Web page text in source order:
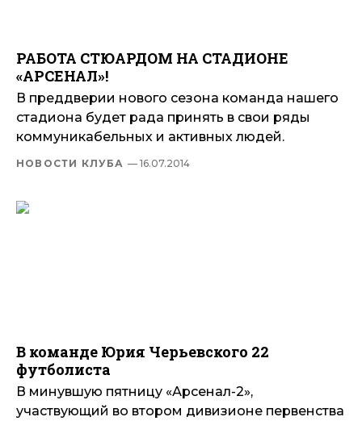
РАБОТА СТЮАРДОМ НА СТАДИОНЕ
«АРСЕНАЛ»!
В преддверии нового сезона команда нашего
стадиона будет рада принять в свои ряды
коммуникабельных и активных людей.
НОВОСТИ КЛУБА — 16.07.2014
В команде Юрия Черьевского 22
футболиста
В минувшую пятницу «Арсенал-2»,
участвующий во втором дивизионе первенства